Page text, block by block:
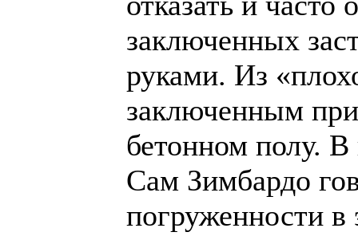
заключенных
руками. Из
заключенным
бетонном полу. В
Сам Зимбардо
погруженности в